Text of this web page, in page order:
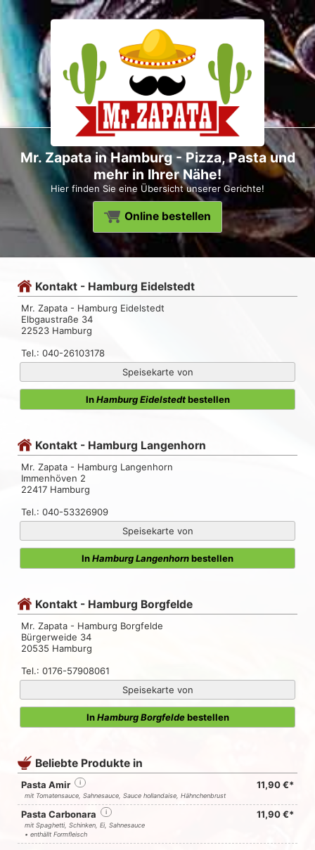
Mr. Zapata in Hamburg - Pizza, Pasta und
mehr in Ihrer Nähe!
Hier finden Sie eine Übersicht unserer Gerichte!
Online bestellen
Kontakt - Hamburg Eidelstedt
Mr. Zapata - Hamburg Eidelstedt
Elbgaustraße 34
22523 Hamburg
Tel.: 040-26103178
Speisekarte von
InHamburg Eidelstedtbestellen
Kontakt - Hamburg Langenhorn
Mr. Zapata - Hamburg Langenhorn
Immenhöven 2
22417 Hamburg
Tel.: 040-53326909
Speisekarte von
InHamburg Langenhornbestellen
Kontakt - Hamburg Borgfelde
Mr. Zapata - Hamburg Borgfelde
Bürgerweide 34
20535 Hamburg
Tel.: 0176-57908061
Speisekarte von
InHamburg Borgfeldebestellen
Beliebte Produkte in
Pasta Amir i 11,90 €*
mit Tomatensauce, Sahnesauce, Sauce hollandaise, Hähnchenbrust
Pasta Carbonara i 11,90 €*
mit Spaghetti, Schinken, Ei, Sahnesauce
• enthällt Formfleisch